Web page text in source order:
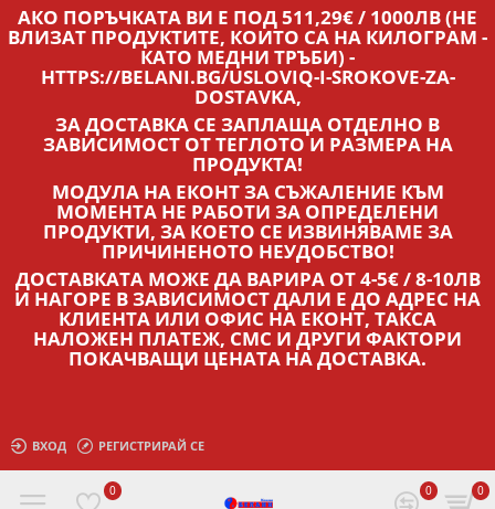
АКО ПОРЪЧКАТА ВИ Е ПОД 511,29€ / 1000ЛВ (НЕ
ВЛИЗАТ ПРОДУКТИТЕ, КОИТО СА НА КИЛОГРАМ -
КАТО МЕДНИ ТРЪБИ) -
HTTPS://BELANI.BG/USLOVIQ-I-SROKOVE-ZA-
DOSTAVKA,
ЗА ДОСТАВКА СЕ ЗАПЛАЩА ОТДЕЛНО В
ЗАВИСИМОСТ ОТ ТЕГЛОТО И РАЗМЕРА НА
ПРОДУКТА!
МОДУЛА НА ЕКОНТ ЗА СЪЖАЛЕНИЕ КЪМ
МОМЕНТА НЕ РАБОТИ ЗА ОПРЕДЕЛЕНИ
ПРОДУКТИ, ЗА КОЕТО СЕ ИЗВИНЯВАМЕ ЗА
ПРИЧИНЕНОТО НЕУДОБСТВО!
ДОСТАВКАТА МОЖЕ ДА ВАРИРА ОТ 4-5€ / 8-10ЛВ
И НАГОРЕ В ЗАВИСИМОСТ ДАЛИ Е ДО АДРЕС НА
КЛИЕНТА ИЛИ ОФИС НА ЕКОНТ, ТАКСА
НАЛОЖЕН ПЛАТЕЖ, СМС И ДРУГИ ФАКТОРИ
ПОКАЧВАЩИ ЦЕНАТА НА ДОСТАВКА.
ВХОД РЕГИСТРИРАЙ СЕ
0 0 0